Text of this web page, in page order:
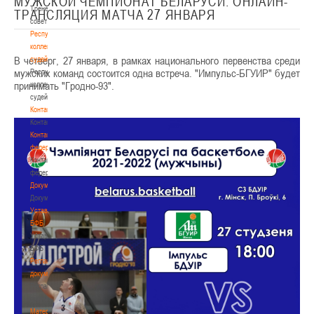
Тренерский
совет
Республиканская
коллегия
судей
Республиканская
коллегия
судей
Контакты
Контакты
Контакты
федерации
Контакты
федерации
Документы
Документы
Устав
БФБ
Устав
БФБ
Регламентирующие
документы
Регламентирующие
документы
Материалы
ТРАНСЛЯЦИЯ МАТЧА 27 ЯНВАРЯ
В четверг, 27 января, в рамках национального первенства среди
мужских команд состоится одна встреча. "Импульс-БГУИР" будет
принимать "Гродно-93".